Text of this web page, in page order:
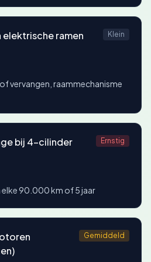
elektrische ramen
Klein
vervangen, raammechanisme
bij 4-cilinder
Ernstig
90.000 km of 5 jaar
Gemiddeld